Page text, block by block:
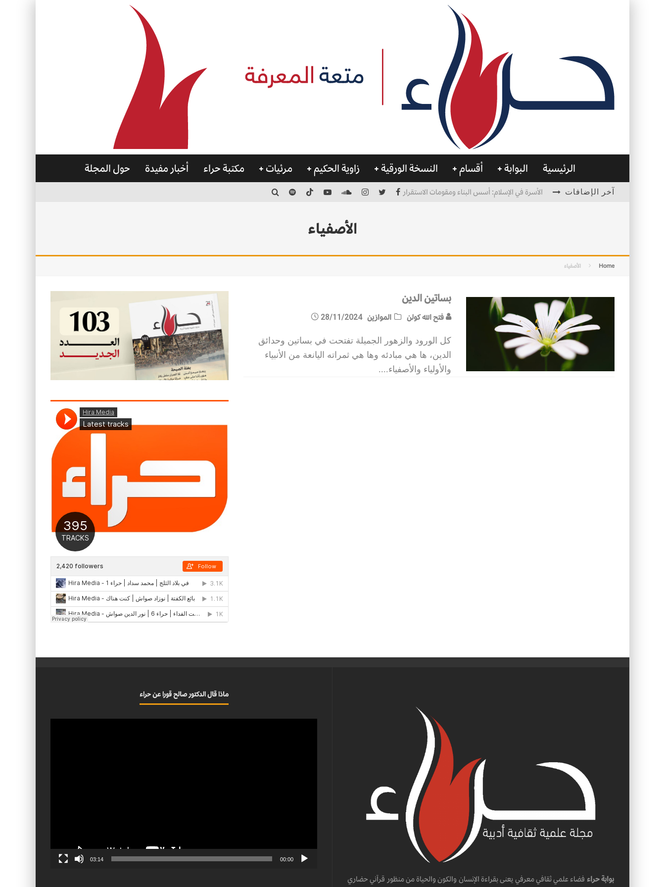
الرئيسية البوابة أقسام النسخة الورقية زاوية الحكيم مرئيات مكتبة حراء أخبار مفيدة حول المجلة
آخر الإضافات الأسرة في الإسلام: أسس البناء ومقومات الاستقرار
الأصفياء
Home الأصفياء
بساتين الدين
فتح الله كولن الموازين 28/11/2024
كل الورود والزهور الجميلة تفتحت في بساتين وحدائق
الدين، ها هي مبادئه وها هي ثمراته اليانعة من الأنبياء
والأولياء والأصفياء....
بوابة حراء فضاء علمي ثقافي معرفي يعنى بقراءة الإنسان والكون والحياة من منظور قرآني حضاري
ماذا قال الدكتور صالح قورا عن حراء
00:00
03:14